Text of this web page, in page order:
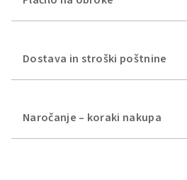
Dostava in stroški poštnine
Naročanje – koraki nakupa